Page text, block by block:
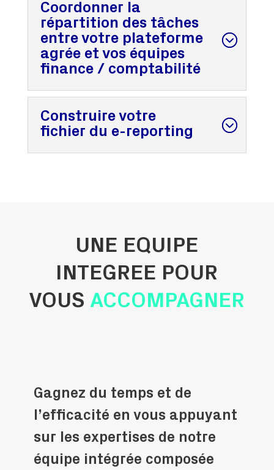
Coordonner la
répartition des tâches
entre votre plateforme
agrée et vos équipes
finance / comptabilité
Construire votre
fichier du e-reporting
UNE EQUIPE
INTEGREE POUR
VOUSACCOMPAGNER
Gagnez du temps et de
l’efficacité en vous appuyant
sur les expertises de notre
équipe intégrée composée